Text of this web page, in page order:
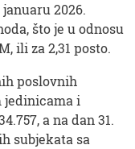
2026.
što je u odnosu
ili za 2,31 posto.
poslovnih
jedinicama i
a na dan 31.
subjekata sa